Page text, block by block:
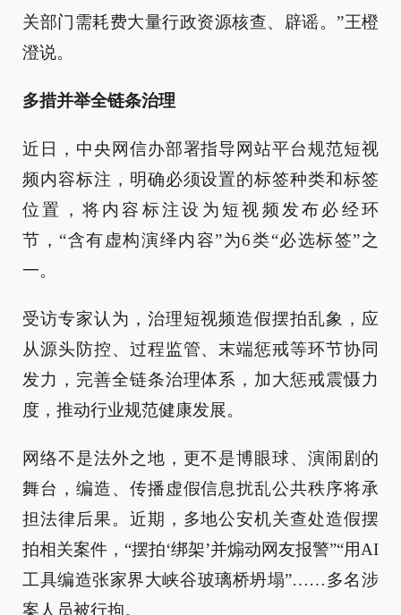
关部门需耗费大量行政资源核查、辟谣。”王橙
澄说。
多措并举全链条治理
近日，中央网信办部署指导网站平台规范短视
频内容标注，明确必须设置的标签种类和标签
位置，将内容标注设为短视频发布必经环
节，“含有虚构演绎内容”为6类“必选标签”之
一。
受访专家认为，治理短视频造假摆拍乱象，应
从源头防控、过程监管、末端惩戒等环节协同
发力，完善全链条治理体系，加大惩戒震慑力
度，推动行业规范健康发展。
网络不是法外之地，更不是博眼球、演闹剧的
舞台，编造、传播虚假信息扰乱公共秩序将承
担法律后果。近期，多地公安机关查处造假摆
拍相关案件，“摆拍‘绑架’并煽动网友报警”“用AI
工具编造张家界大峡谷玻璃桥坍塌”……多名涉
案人员被行拘。